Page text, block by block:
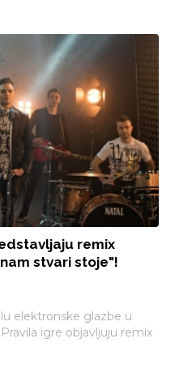
remix
stvari stoje"!
elektronske glazbe u
igre objavljuju remix